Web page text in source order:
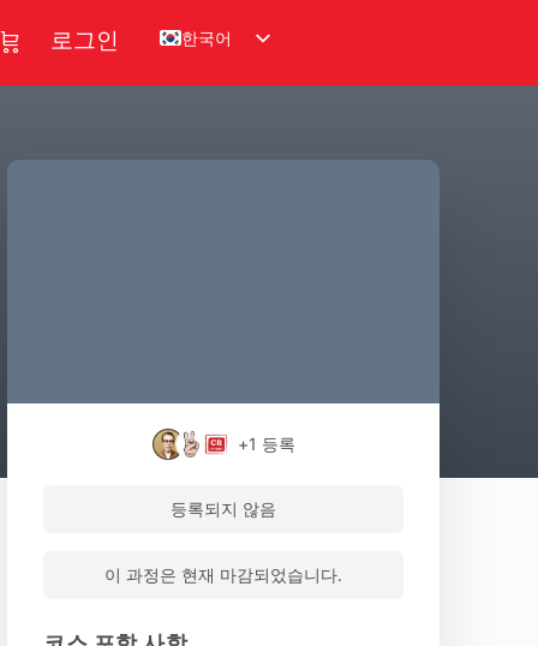
로그인 한국어
+1 등록
등록되지 않음
이 과정은 현재 마감되었습니다.